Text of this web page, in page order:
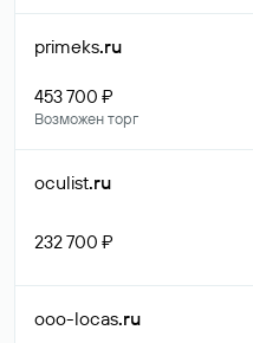
primeks.ru
453 700 ₽
Возможен торг
oculist.ru
232 700 ₽
ooo-locas.ru